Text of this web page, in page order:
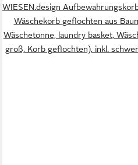
WIESEN.design
Wäschekorb geflochten aus
Wäschetonne, laundry basket,
groß, Korb geflochten), inkl.